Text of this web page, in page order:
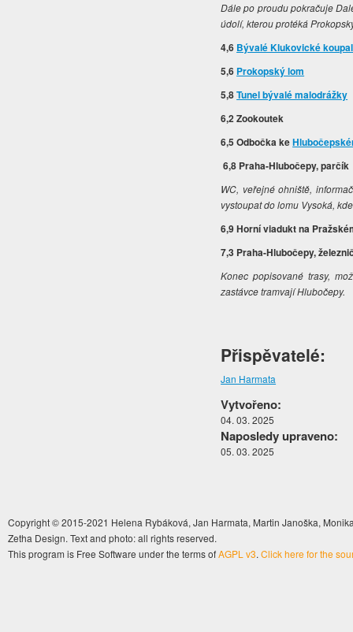
Dále po proudu pokračuje
údolí, kterou protéká
4,6 Bývalé Klukovické
5,6 Prokopský lom
5,8Tunel bývalé malodrážky
6,2 Zookoutek
6,5 Odbočka ke
6,8 Praha-Hlubočepy, parčík
WC, veřejné ohniště,
vystoupat do lomu Vysoká,
6,9 Horní viadukt na
7,3 Praha-Hlubočepy,
Konec popisované trasy,
zastávce tramvají Hlubočepy.
Přispěvatelé:
Jan Harmata
Vytvořeno:
04. 03. 2025
Naposledy upraveno:
05. 03. 2025
Copyright © 2015-2021 Helena Rybáková, Jan Harmata, Martin Janoška,
Zetha Design. Text and photo: all rights reserved.
This program is Free Software under the terms ofAGPL v3. Click here for the